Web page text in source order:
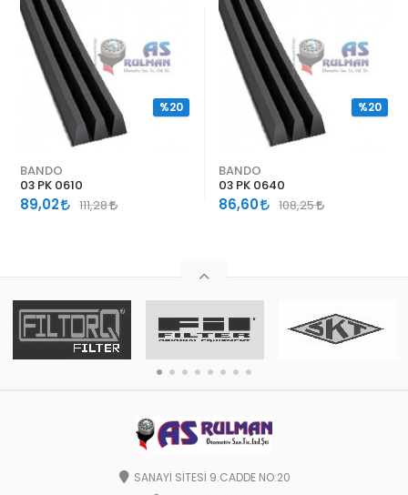
BANDO
03 PK 0610
89,02 111,28
%20
BANDO
03 PK 0640
86,60 108,25
%20
SANAYİ SİTESİ 9.CADDE NO:20